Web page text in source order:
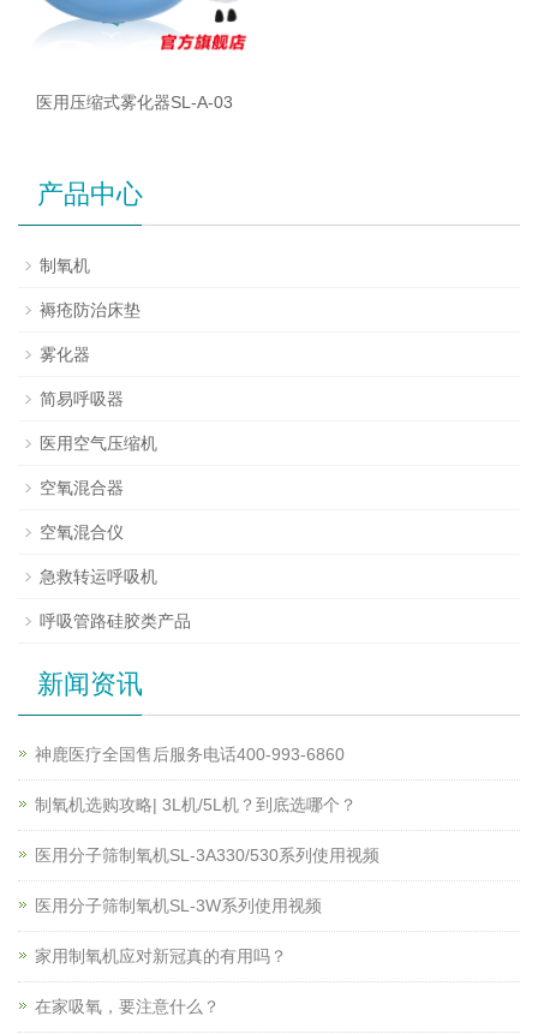
医用压缩式雾化器SL-A-03
产品中心
制氧机
褥疮防治床垫
雾化器
简易呼吸器
医用空气压缩机
空氧混合器
空氧混合仪
急救转运呼吸机
呼吸管路硅胶类产品
新闻资讯
神鹿医疗全国售后服务电话400-993-6860
制氧机选购攻略| 3L机/5L机？到底选哪个？
医用分子筛制氧机SL-3A330/530系列使用视频
医用分子筛制氧机SL-3W系列使用视频
家用制氧机应对新冠真的有用吗？
在家吸氧，要注意什么？